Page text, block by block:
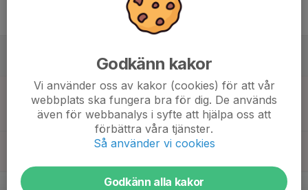
13:00
15:00
Match mot Glömminge-Algutsrums IF
P2010 Sö2
Enbacka 1, Algutsrum
Möte inför fotbollsskolan
v.21
Godkänn kakor
Vi använder oss av kakor (cookies) för att vår
webbplats ska fungera bra för dig. De används
även för webbanalys i syfte att hjälpa oss att
förbättra våra tjänster.
Så använder vi cookies
Godkänn alla kakor